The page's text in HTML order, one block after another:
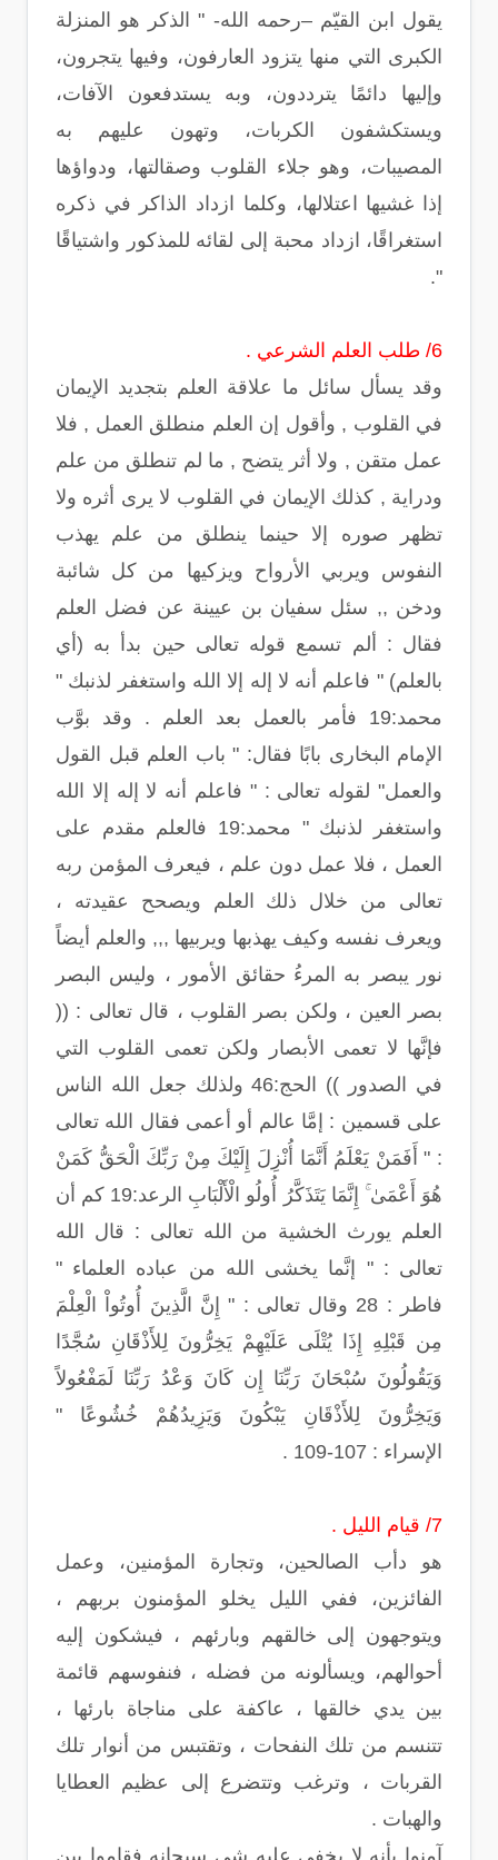
يقول ابن القيّم –رحمه الله- " الذكر هو المنزلة
الكبرى التي منها يتزود العارفون، وفيها يتجرون،
وإليها دائمًا يترددون، وبه يستدفعون الآفات،
ويستكشفون الكربات، وتهون عليهم به
المصيبات، وهو جلاء القلوب وصقالتها، ودواؤها
إذا غشيها اعتلالها، وكلما ازداد الذاكر في ذكره
استغراقًا، ازداد محبة إلى لقائه للمذكور واشتياقًا
".
6/ طلب العلم الشرعي .
وقد يسأل سائل ما علاقة العلم بتجديد الإيمان
في القلوب , وأقول إن العلم منطلق العمل , فلا
عمل متقن , ولا أثر يتضح , ما لم تنطلق من علم
ودراية , كذلك الإيمان في القلوب لا يرى أثره ولا
تظهر صوره إلا حينما ينطلق من علم يهذب
النفوس ويربي الأرواح ويزكيها من كل شائبة
ودخن ,, سئل سفيان بن عيينة عن فضل العلم
فقال : ألم تسمع قوله تعالى حين بدأ به (أي
بالعلم) " فاعلم أنه لا إله إلا الله واستغفر لذنبك "
محمد:19 فأمر بالعمل بعد العلم . وقد بوَّب
الإمام البخارى بابًا فقال: " باب العلم قبل القول
والعمل" لقوله تعالى : " فاعلم أنه لا إله إلا الله
واستغفر لذنبك " محمد:19 فالعلم مقدم على
العمل ، فلا عمل دون علم ، فيعرف المؤمن ربه
تعالى من خلال ذلك العلم ويصحح عقيدته ،
ويعرف نفسه وكيف يهذبها ويربيها ,,, والعلم أيضاً
نور يبصر به المرءُ حقائق الأمور ، وليس البصر
بصر العين ، ولكن بصر القلوب ، قال تعالى : ((
فإنَّها لا تعمى الأبصار ولكن تعمى القلوب التي
في الصدور )) الحج:46 ولذلك جعل الله الناس
على قسمين : إمَّا عالم أو أعمى فقال الله تعالى
: " أَفَمَنْ يَعْلَمُ أَنَّمَا أُنْزِلَ إِلَيْكَ مِنْ رَبِّكَ الْحَقُّ كَمَنْ
هُوَ أَعْمَىٰ ۚ إِنَّمَا يَتَذَكَّرُ أُولُو الْأَلْبَابِ الرعد:19 كم أن
العلم يورث الخشية من الله تعالى : قال الله
تعالى : " إنَّما يخشى الله من عباده العلماء "
فاطر : 28 وقال تعالى : " إِنَّ الَّذِينَ أُوتُواْ الْعِلْمَ
مِن قَبْلِهِ إِذَا يُتْلَى عَلَيْهِمْ يَخِرُّونَ لِلأَذْقَانِ سُجَّدًا
وَيَقُولُونَ سُبْحَانَ رَبِّنَا إِن كَانَ وَعْدُ رَبِّنَا لَمَفْعُولاً
وَيَخِرُّونَ لِلأَذْقَانِ يَبْكُونَ وَيَزِيدُهُمْ خُشُوعًا "
الإسراء : 107-109 .
7/ قيام الليل .
هو دأب الصالحين، وتجارة المؤمنين، وعمل
الفائزين، ففي الليل يخلو المؤمنون بربهم ،
ويتوجهون إلى خالقهم وبارئهم ، فيشكون إليه
أحوالهم، ويسألونه من فضله ، فنفوسهم قائمة
بين يدي خالقها ، عاكفة على مناجاة بارئها ،
تتنسم من تلك النفحات ، وتقتبس من أنوار تلك
القربات ، وترغب وتتضرع إلى عظيم العطايا
والهبات .